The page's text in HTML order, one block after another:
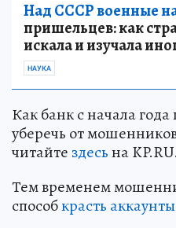
Над СССР военные
пришельцев: как
искала и изучала
НАУКА
Как банк с начала
уберечь от
читайте здесьна KP.RU.
Тем временем
способкрасть